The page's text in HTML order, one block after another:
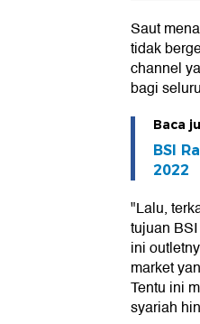
Saut
tidak
channel
bagi
Baca
BSI
2022
"Lalu,
tujuan
ini
market
Tentu ini
syariah